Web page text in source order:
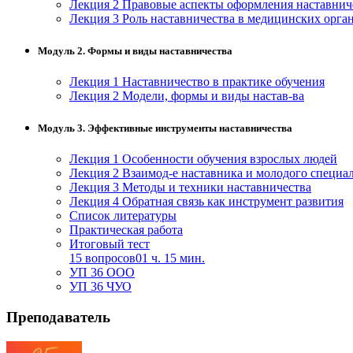
Лекция 2 Правовые аспекты оформления
Лекция 3 Роль наставничества в медицинских
Модуль 2. Формы и виды наставничества
Лекция 1 Наставничество в практике обучения
Лекция 2 Модели, формы и виды настав-ва
Модуль 3. Эффективные инструменты наставничества
Лекция 1 Особенности обучения взрослых людей
Лекция 2 Взаимод-е наставника и молодого
Лекция 3 Методы и техники наставничества
Лекция 4 Обратная связь как инструмент развития
Список литературы
Практическая работа
Итоговый тест
15 вопросов01 ч. 15 мин.
УП 36 ООО
УП 36 ЧУО
Преподаватель